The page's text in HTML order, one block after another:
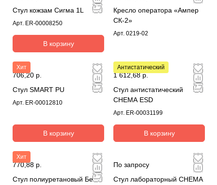
Стул кожзам Сигма 1L
Арт. ER-00008250
В корзину
Кресло оператора «Ампер
СК-2»
Арт. 0219-02
Хит
706,20 р.
Стул SMART PU
Арт. ER-00012810
В корзину
Антистатический
1 612,68 р.
Стул антистатический
CHEMA ESD
Арт. ER-00031199
В корзину
Хит
770,88 р.
Стул полиуретановый Бета
По запросу
Стул лабораторный CHEMA